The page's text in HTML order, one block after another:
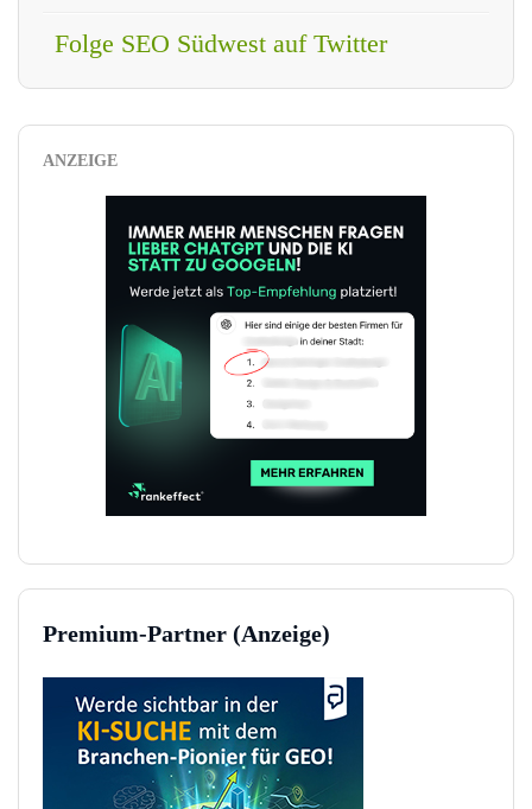
Folge SEO Südwest auf Twitter
ANZEIGE
Premium-Partner (Anzeige)